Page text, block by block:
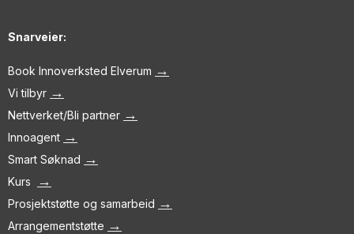
Snarveier:
Book Innoverksted Elverum →
Vi tilbyr →
Nettverket/Bli partner →
Innoagent →
Smart Søknad →
Kurs →
Prosjektstøtte og samarbeid →
Arrangementstøtte →